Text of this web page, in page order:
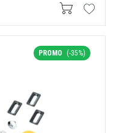
PROMO (-35%)